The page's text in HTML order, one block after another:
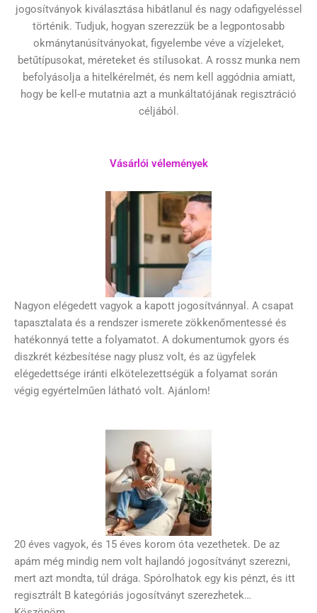
jogosítványok kiválasztása hibátlanul és nagy odafigyeléssel
történik. Tudjuk, hogyan szerezzük be a legpontosabb
okmánytanúsítványokat, figyelembe véve a vízjeleket,
betűtípusokat, méreteket és stílusokat. A rossz munka nem
befolyásolja a hitelkérelmét, és nem kell aggódnia amiatt,
hogy be kell-e mutatnia azt a munkáltatójának regisztráció
céljából.
Vásárlói vélemények
Nagyon elégedett vagyok a kapott jogosítvánnyal. A csapat
tapasztalata és a rendszer ismerete zökkenőmentessé és
hatékonnyá tette a folyamatot. A dokumentumok gyors és
diszkrét kézbesítése nagy plusz volt, és az ügyfelek
elégedettsége iránti elkötelezettségük a folyamat során
végig egyértelműen látható volt. Ajánlom!
20 éves vagyok, és 15 éves korom óta vezethetek. De az
apám még mindig nem volt hajlandó jogosítványt szerezni,
mert azt mondta, túl drága. Spórolhatok egy kis pénzt, és itt
regisztrált B kategóriás jogosítványt szerezhetek…